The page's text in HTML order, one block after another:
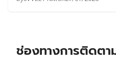
ช่องทางการติดตา